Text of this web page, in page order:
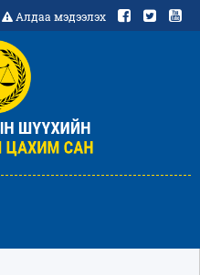
Алдаа мэдээлэх